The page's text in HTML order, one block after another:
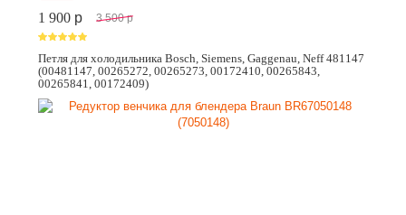
1 900 p 3 500 p
Петля для холодильника Bosch, Siemens, Gaggenau, Neff 481147
(00481147, 00265272, 00265273, 00172410, 00265843,
00265841, 00172409)